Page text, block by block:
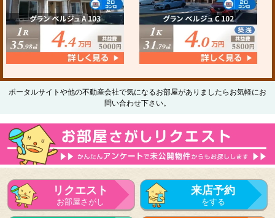
ポータルサイトや他の不動産会社で気になるお部屋がありましたらお気軽にお
問い合わせ下さい。
リクエスト
お部屋さがし
来店予約
をする